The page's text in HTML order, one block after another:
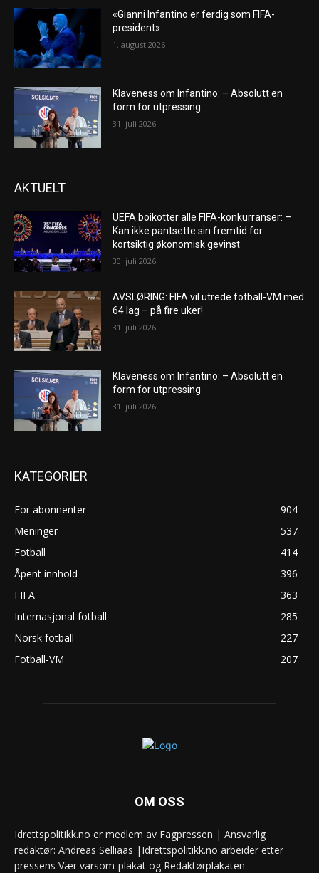
«Gianni Infantino er ferdig som FIFA-
president»
1. august 2026
Klaveness om Infantino: – Absolutt en
form for utpressing
31. juli 2026
AKTUELT
UEFA boikotter alle FIFA-konkurranser: –
Kan ikke pantsette sin fremtid for
kortsiktig økonomisk gevinst
30. juli 2026
AVSLØRING: FIFA vil utrede fotball-VM med
64 lag – på fire uker!
31. juli 2026
Klaveness om Infantino: – Absolutt en
form for utpressing
31. juli 2026
KATEGORIER
For abonnenter
904
Meninger
537
Fotball
414
Åpent innhold
396
FIFA
363
Internasjonal fotball
285
Norsk fotball
227
Fotball-VM
207
OM OSS
Idrettspolitikk.no er medlem av Fagpressen | Ansvarlig
redaktør: Andreas Selliaas |Idrettspolitikk.no arbeider etter
pressens Vær varsom-plakat og Redaktørplakaten.